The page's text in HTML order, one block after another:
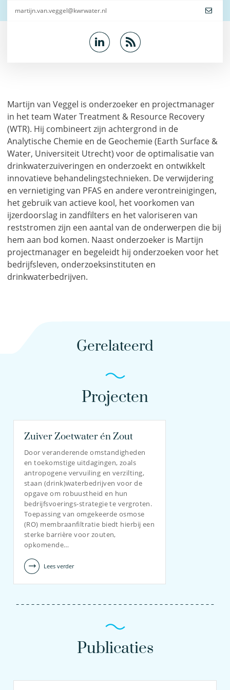
martijn.van.veggel@kwrwater.nl
Martijn van Veggel is onderzoeker en projectmanager
in het team Water Treatment & Resource Recovery
(WTR). Hij combineert zijn achtergrond in de
Analytische Chemie en de Geochemie (Earth Surface &
Water, Universiteit Utrecht) voor de optimalisatie van
drinkwaterzuiveringen en onderzoekt en ontwikkelt
innovatieve behandelingstechnieken. De verwijdering
en vernietiging van PFAS en andere verontreinigingen,
het gebruik van actieve kool, het voorkomen van
ijzerdoorslag in zandfilters en het valoriseren van
reststromen zijn een aantal van de onderwerpen die bij
hem aan bod komen. Naast onderzoeker is Martijn
projectmanager en begeleidt hij onderzoeken voor het
bedrijfsleven, onderzoeksinstituten en
drinkwaterbedrijven.
Gerelateerd
Projecten
Zuiver Zoetwater én Zout
Door veranderende omstandigheden
en toekomstige uitdagingen, zoals
antropogene vervuiling en verzilting,
staan (drink)waterbedrijven voor de
opgave om robuustheid en hun
bedrijfsvoerings-strategie te vergroten.
Toepassing van omgekeerde osmose
(RO) membraanfiltratie biedt hierbij een
sterke barrière voor zouten,
opkomende…
Lees verder
Publicaties